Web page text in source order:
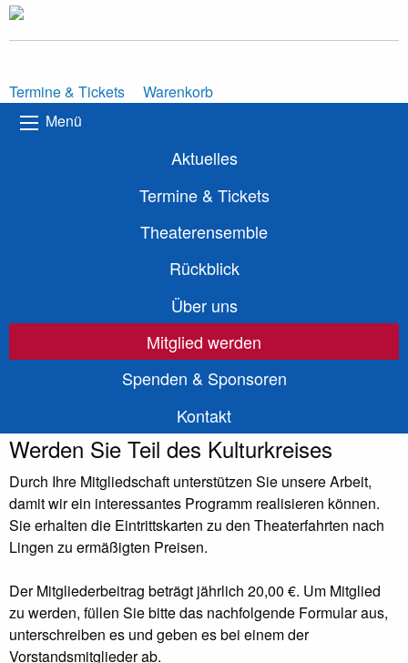
Termine & Tickets
Warenkorb
Menü
Aktuelles
Termine & Tickets
Theaterensemble
Rückblick
Über uns
Mitglied werden
Spenden & Sponsoren
Kontakt
Werden Sie Teil des Kulturkreises
Durch Ihre Mitgliedschaft unterstützen Sie unsere Arbeit,
damit wir ein interessantes Programm realisieren können.
Sie erhalten die Eintrittskarten zu den Theaterfahrten nach
Lingen zu ermäßigten Preisen.
Der Mitgliederbeitrag beträgt jährlich 20,00 €. Um Mitglied
zu werden, füllen Sie bitte das nachfolgende Formular aus,
unterschreiben es und geben es bei einem der
Vorstandsmitglieder ab.